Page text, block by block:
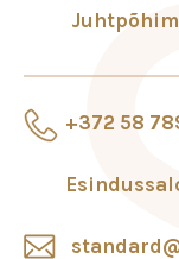
+372 58